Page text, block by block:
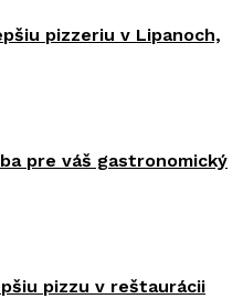
pizzeriu v Lipanoch,
pre váš gastronomický
pizzu v reštaurácii